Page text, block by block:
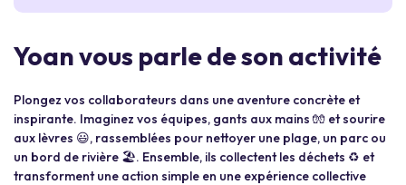
Yoan vous parle de son activité
Plongez vos collaborateurs dans une aventure concrète et
inspirante. Imaginez vos équipes, gants aux mains 🧤 et sourire
aux lèvres 😃, rassemblées pour nettoyer une plage, un parc ou
un bord de rivière 🏖️. Ensemble, ils collectent les déchets ♻️ et
transforment une action simple en une expérience collective